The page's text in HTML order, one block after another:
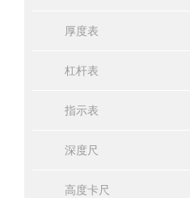
厚度表
杠杆表
指示表
深度尺
高度卡尺